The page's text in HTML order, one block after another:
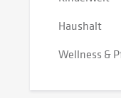
Haushalt
Wellness &